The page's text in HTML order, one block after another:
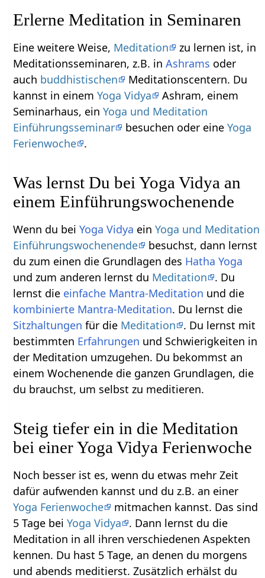
Erlerne Meditation in Seminaren
Eine weitere Weise, Meditation
zu lernen ist, in
Meditationsseminaren, z.B. inAshrams oder
auch buddhistischen
Meditationscentern. Du
kannst in einemYoga Vidya
Ashram, einem
Seminarhaus, einYoga und Meditation
Einführungsseminar
besuchen oder eineYoga
Ferienwoche .
Was lernst Du bei Yoga Vidya an
einem Einführungswochenende
Wenn du beiYoga Vidya einYoga und Meditation
Einführungswochenende
besuchst, dann lernst
du zum einen die Grundlagen des Hatha Yoga
und zum anderen lernst du Meditation
. Du
lernst die einfache Mantra-Meditation und die
kombinierte Mantra-Meditation. Du lernst die
Sitzhaltungen für die Meditation
. Du lernst mit
bestimmten Erfahrungen und Schwierigkeiten in
der Meditation umzugehen. Du bekommst an
einem Wochenende die ganzen Grundlagen, die
du brauchst, um selbst zu meditieren.
Steig tiefer ein in die Meditation
bei einer Yoga Vidya Ferienwoche
Noch besser ist es, wenn du etwas mehr Zeit
dafür aufwenden kannst und du z.B. an einer
Yoga Ferienwoche
mitmachen kannst. Das sind
5 Tage beiYoga Vidya
. Dann lernst du die
Meditation in all ihren verschiedenen Aspekten
kennen. Du hast 5 Tage, an denen du morgens
und abends meditierst. Zusätzlich erhälst du